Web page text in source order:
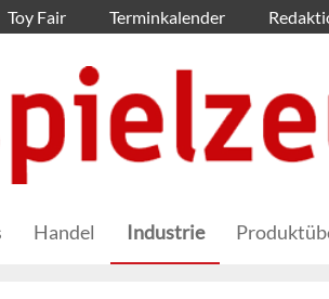
Toy Fair Terminkalender
Handel Industrie